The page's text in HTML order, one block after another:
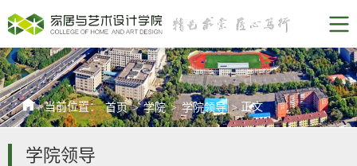
当前位置：首页 > 学院 > 学院领导 >正文
学院领导